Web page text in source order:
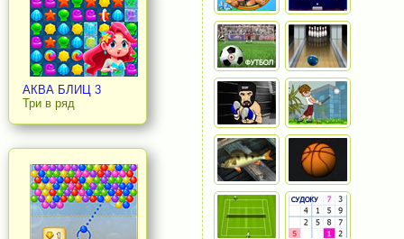
АКВА БЛИЦ 3
Три в ряд